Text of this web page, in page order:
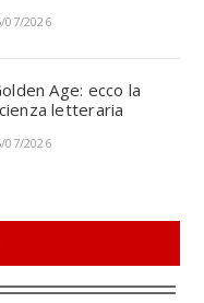
07/2026
Age: ecco la
letteraria
07/2026